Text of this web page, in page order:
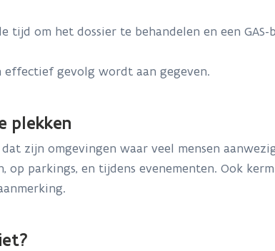
tijd om het dossier te behandelen en een
effectief gevolg wordt aan gegeven.
plekken
zijn omgevingen waar veel mensen
parkings, en tijdens evenementen. Ook